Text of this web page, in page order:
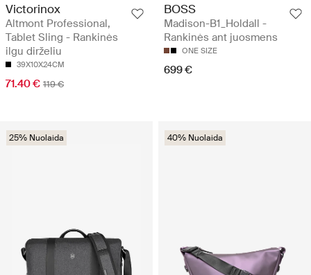
Victorinox
Altmont Professional,
Tablet Sling - Rankinės
ilgu dirželiu
39X10X24CM
71.40 € 119 €
BOSS
Madison-B1_Holdall -
Rankinės ant juosmens
ONE SIZE
699 €
25% Nuolaida 40% Nuolaida